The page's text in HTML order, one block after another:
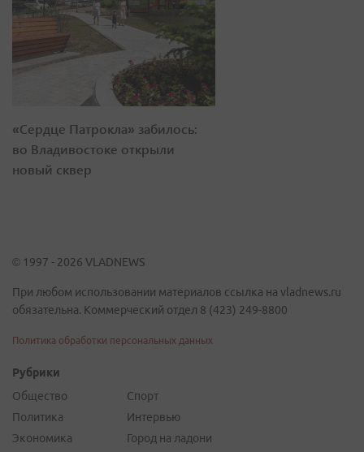
«Сердце Патрокла» забилось:
во Владивостоке открыли
новый сквер
© 1997 - 2026 VLADNEWS
При любом использовании материалов ссылка на vladnews.ru
обязательна. Коммерческий отдел 8 (423) 249-8800
Политика обработки персональных данных
Рубрики
Общество
Политика
Экономика
Спорт
Интервью
Город на ладони